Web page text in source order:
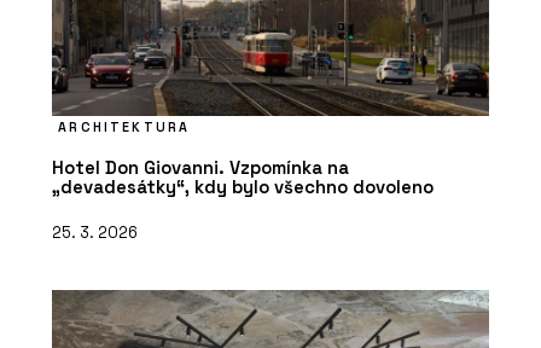
ARCHITEKTURA
Hotel Don Giovanni. Vzpomínka na
„devadesátky“, kdy bylo všechno dovoleno
25. 3. 2026